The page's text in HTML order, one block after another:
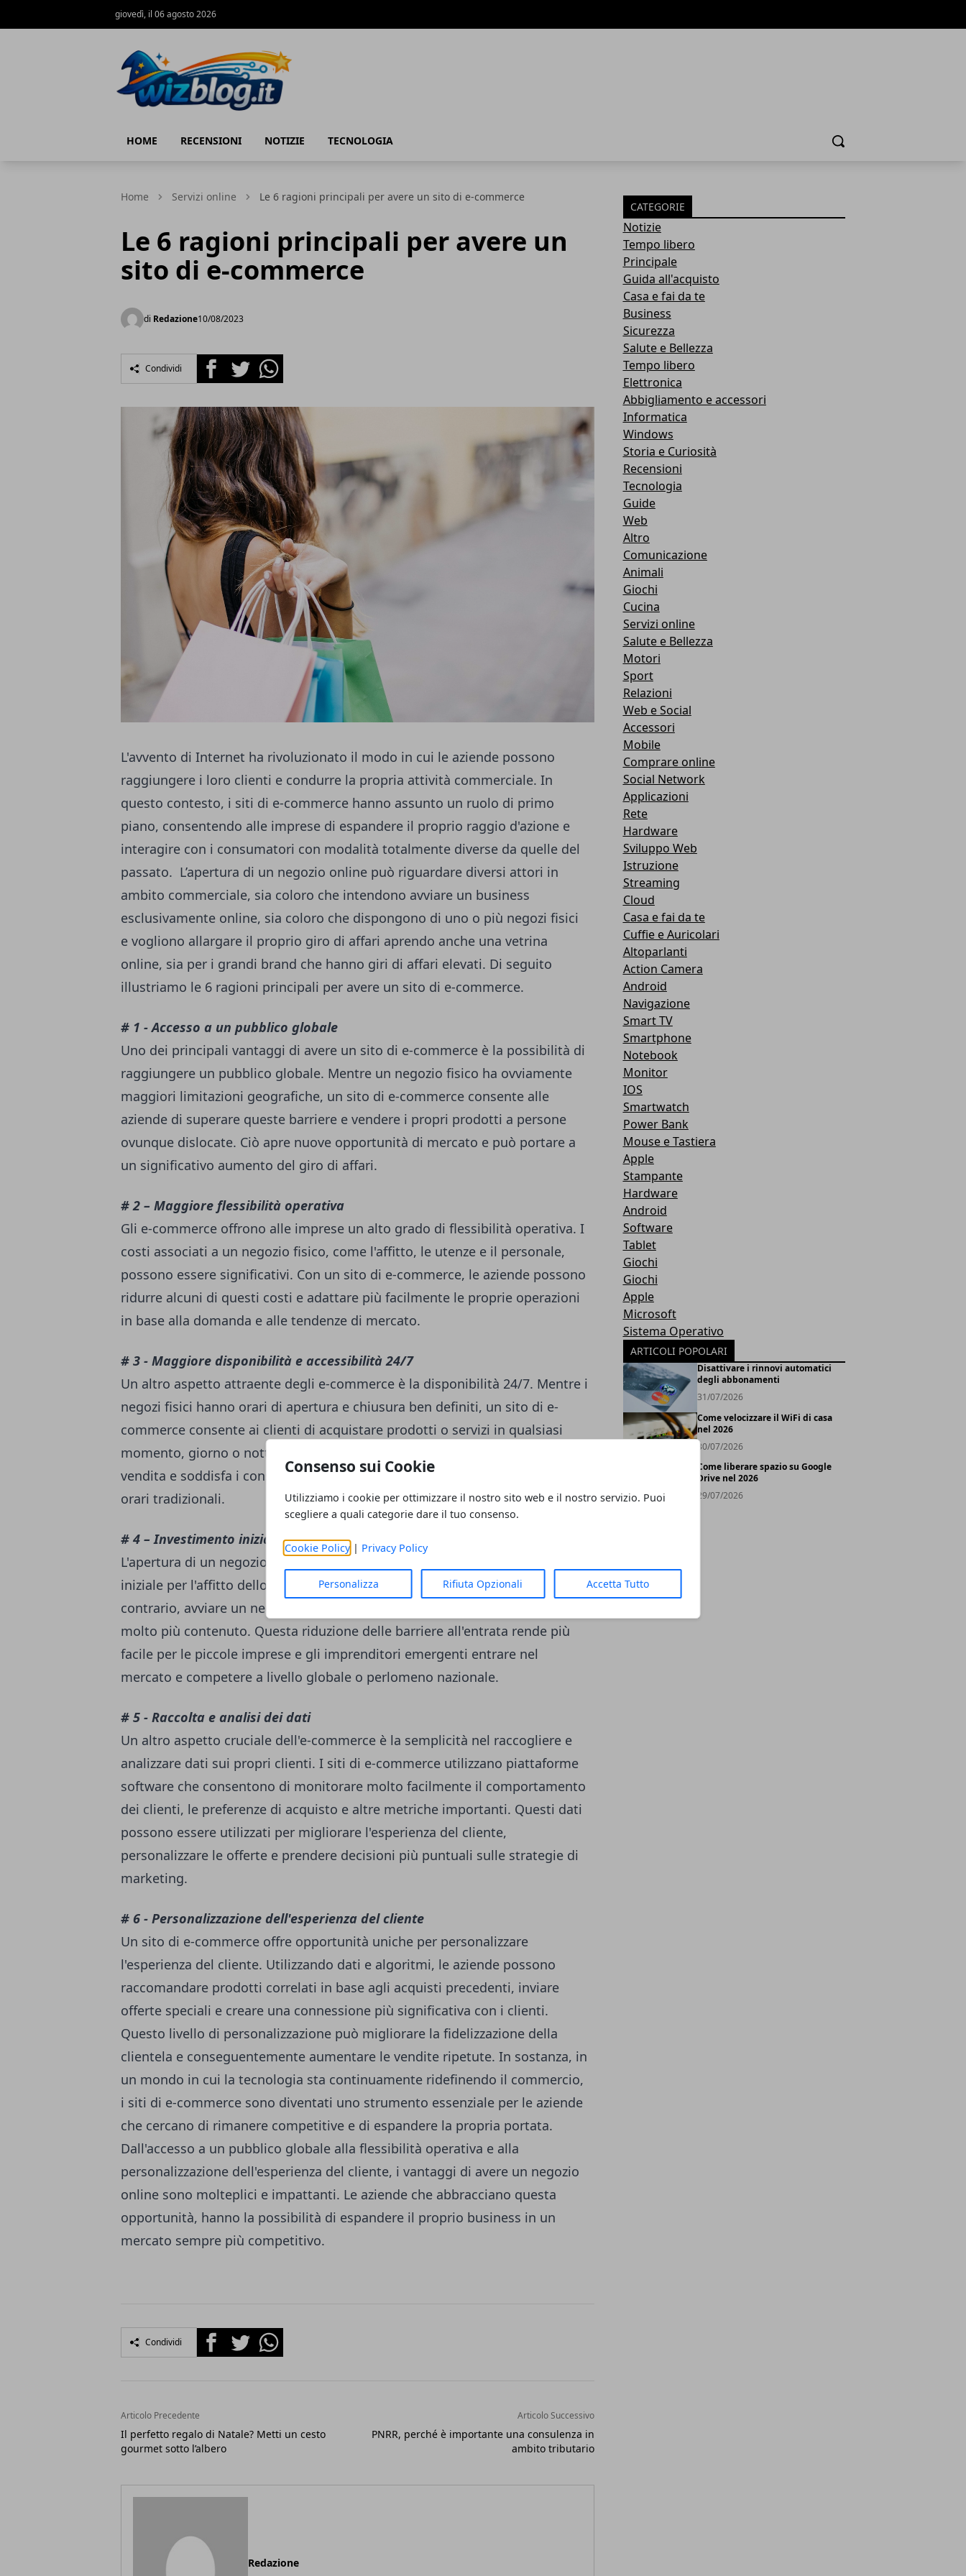
Consenso sui Cookie
Utilizziamo i cookie per ottimizzare il nostro sito web e il nostro servizio. Puoi
scegliere a quali categorie dare il tuo consenso.
Cookie Policy| Privacy Policy
Personalizza Rifiuta Opzionali Accetta Tutto
giovedì, il 06 agosto 2026
HOME RECENSIONI NOTIZIE TECNOLOGIA Cerca
Home Servizi online Le 6 ragioni principali per avere un sito di e-commerce
Le 6 ragioni principali per avere un
sito di e-commerce
di Redazione10/08/2023
Condividi FacebookTwitterWhatsapp
L'avvento di Internet ha rivoluzionato il modo in cui le aziende possono
raggiungere i loro clienti e condurre la propria attività commerciale. In
questo contesto, i siti di e-commerce hanno assunto un ruolo di primo
piano, consentendo alle imprese di espandere il proprio raggio d'azione e
interagire con i consumatori con modalità totalmente diverse da quelle del
passato. L’apertura di un negozio online può riguardare diversi attori in
ambito commerciale, sia coloro che intendono avviare un business
esclusivamente online, sia coloro che dispongono di uno o più negozi fisici
e vogliono allargare il proprio giro di affari aprendo anche una vetrina
online, sia per i grandi brand che hanno giri di affari elevati. Di seguito
illustriamo le 6 ragioni principali per avere un sito di e-commerce.
# 1 - Accesso a un pubblico globale
Uno dei principali vantaggi di avere un sito di e-commerce è la possibilità di
raggiungere un pubblico globale. Mentre un negozio fisico ha ovviamente
maggiori limitazioni geografiche, un sito di e-commerce consente alle
aziende di superare queste barriere e vendere i propri prodotti a persone
ovunque dislocate. Ciò apre nuove opportunità di mercato e può portare a
un significativo aumento del giro di affari.
# 2 – Maggiore flessibilità operativa
Gli e-commerce offrono alle imprese un alto grado di flessibilità operativa. I
costi associati a un negozio fisico, come l'affitto, le utenze e il personale,
possono essere significativi. Con un sito di e-commerce, le aziende possono
ridurre alcuni di questi costi e adattare più facilmente le proprie operazioni
in base alla domanda e alle tendenze di mercato.
# 3 - Maggiore disponibilità e accessibilità 24/7
Un altro aspetto attraente degli e-commerce è la disponibilità 24/7. Mentre i
negozi fisici hanno orari di apertura e chiusura ben definiti, un sito di e-
commerce consente ai clienti di acquistare prodotti o servizi in qualsiasi
momento, giorno o notte. Questa comodità aumenta le opportunità di
vendita e soddisfa i consumatori che preferiscono fare acquisti fuori dagli
orari tradizionali.
# 4 – Investimento iniziale ridotto
L'apertura di un negozio fisico può richiedere un considerevole investimento
iniziale per l'affitto dello spazio, l'allestimento e altre spese correlate. Al
contrario, avviare un negozio online richiede generalmente un investimento
molto più contenuto. Questa riduzione delle barriere all'entrata rende più
facile per le piccole imprese e gli imprenditori emergenti entrare nel
mercato e competere a livello globale o perlomeno nazionale.
# 5 - Raccolta e analisi dei dati
Un altro aspetto cruciale dell'e-commerce è la semplicità nel raccogliere e
analizzare dati sui propri clienti. I siti di e-commerce utilizzano piattaforme
software che consentono di monitorare molto facilmente il comportamento
dei clienti, le preferenze di acquisto e altre metriche importanti. Questi dati
possono essere utilizzati per migliorare l'esperienza del cliente,
personalizzare le offerte e prendere decisioni più puntuali sulle strategie di
marketing.
# 6 - Personalizzazione dell'esperienza del cliente
Un sito di e-commerce offre opportunità uniche per personalizzare
l'esperienza del cliente. Utilizzando dati e algoritmi, le aziende possono
raccomandare prodotti correlati in base agli acquisti precedenti, inviare
offerte speciali e creare una connessione più significativa con i clienti.
Questo livello di personalizzazione può migliorare la fidelizzazione della
clientela e conseguentemente aumentare le vendite ripetute. In sostanza, in
un mondo in cui la tecnologia sta continuamente ridefinendo il commercio,
i siti di e-commerce sono diventati uno strumento essenziale per le aziende
che cercano di rimanere competitive e di espandere la propria portata.
Dall'accesso a un pubblico globale alla flessibilità operativa e alla
personalizzazione dell'esperienza del cliente, i vantaggi di avere un negozio
online sono molteplici e impattanti. Le aziende che abbracciano questa
opportunità, hanno la possibilità di espandere il proprio business in un
mercato sempre più competitivo.
Condividi FacebookTwitterWhatsapp
Articolo Precedente
Il perfetto regalo di Natale? Metti un cesto
gourmet sotto l’albero
Articolo Successivo
PNRR, perché è importante una consulenza in
ambito tributario
Redazione
CATEGORIE
Notizie
Tempo libero
Principale
Guida all'acquisto
Casa e fai da te
Business
Sicurezza
Salute e Bellezza
Tempo libero
Elettronica
Abbigliamento e accessori
Informatica
Windows
Storia e Curiosità
Recensioni
Tecnologia
Guide
Web
Altro
Comunicazione
Animali
Giochi
Cucina
Servizi online
Salute e Bellezza
Motori
Sport
Relazioni
Web e Social
Accessori
Mobile
Comprare online
Social Network
Applicazioni
Rete
Hardware
Sviluppo Web
Istruzione
Streaming
Cloud
Casa e fai da te
Cuffie e Auricolari
Altoparlanti
Action Camera
Android
Navigazione
Smart TV
Smartphone
Notebook
Monitor
IOS
Smartwatch
Power Bank
Mouse e Tastiera
Apple
Stampante
Hardware
Android
Software
Tablet
Giochi
Giochi
Apple
Microsoft
Sistema Operativo
ARTICOLI POPOLARI
Disattivare i rinnovi automatici
degli abbonamenti
31/07/2026
Come velocizzare il WiFi di casa
nel 2026
30/07/2026
Come liberare spazio su Google
Drive nel 2026
29/07/2026